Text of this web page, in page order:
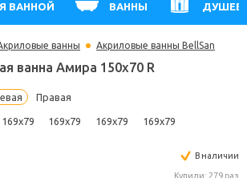
ВАННОЙ ВАННЫ
ванны Акриловые ванны BellSan
ванна Амира 150x70 R
Левая Правая
169x79